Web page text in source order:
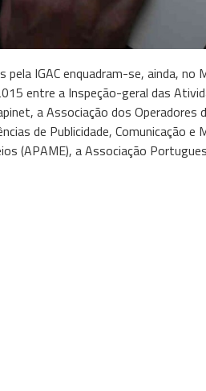
IGAC enquadram-se, ainda, no
entre a Inspeção-geral das
a Associação dos Operadores
de Publicidade, Comunicação e
(APAME), a Associação